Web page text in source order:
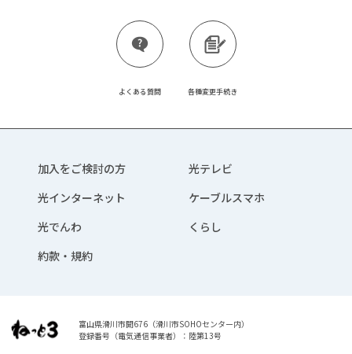
よくある質問 各種変更手続き
加入をご検討の方
光テレビ
光インターネット
ケーブルスマホ
光でんわ
くらし
約款・規約
富山県滑川市開676（滑川市SOHOセンター内）
登録番号（電気通信事業者）：陸第13号